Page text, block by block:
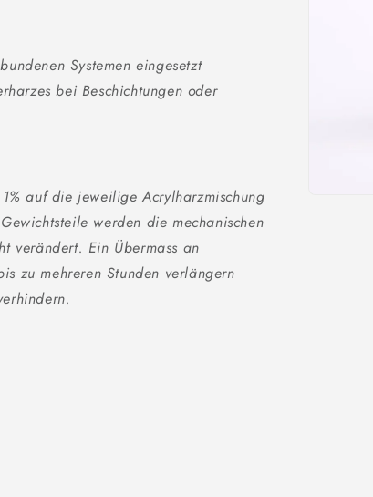
Systemen eingesetzt
bei Beschichtungen oder
auf die jeweilige Acrylharzmischung
werden die mechanischen
verändert. Ein Übermass an
zu mehreren Stunden verlängern